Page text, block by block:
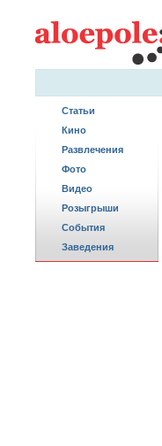
Статьи
Кино
Развлечения
Фото
Видео
Розыгрыши
События
Заведения